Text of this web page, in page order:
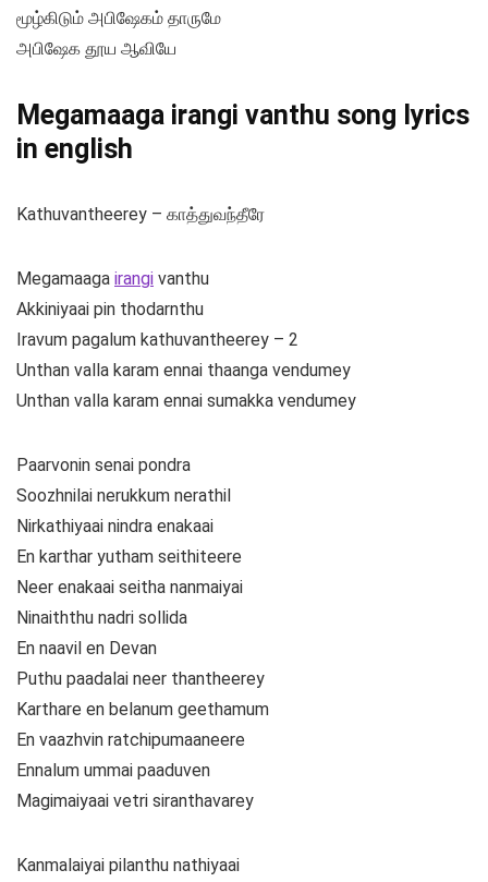
மூழ்கிடும் அபிஷேகம் தாருமே
அபிஷேக தூய ஆவியே
Megamaaga irangi vanthu song lyrics
in english
Kathuvantheerey – காத்துவந்தீரே
Megamaaga irangi vanthu
Akkiniyaai pin thodarnthu
Iravum pagalum kathuvantheerey – 2
Unthan valla karam ennai thaanga vendumey
Unthan valla karam ennai sumakka vendumey
Paarvonin senai pondra
Soozhnilai nerukkum nerathil
Nirkathiyaai nindra enakaai
En karthar yutham seithiteere
Neer enakaai seitha nanmaiyai
Ninaiththu nadri sollida
En naavil en Devan
Puthu paadalai neer thantheerey
Karthare en belanum geethamum
En vaazhvin ratchipumaaneere
Ennalum ummai paaduven
Magimaiyaai vetri siranthavarey
Kanmalaiyai pilanthu nathiyaai